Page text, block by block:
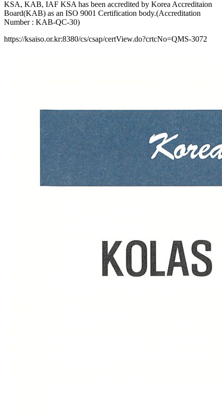
KSA, KAB, IAF KSA has been accredited by Korea Accreditaion
Board(KAB) as an ISO 9001 Certification body.(Accreditation
Number : KAB-QC-30)
https://ksaiso.or.kr:8380/cs/csap/certView.do?crtcNo=QMS-3072